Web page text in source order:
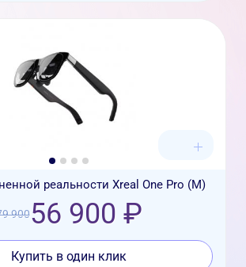
реальности Xreal One Pro (М)
90056 900 ₽
Купить в один клик